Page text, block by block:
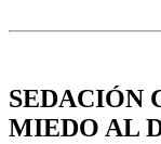
SEDACIÓN
MIEDO AL